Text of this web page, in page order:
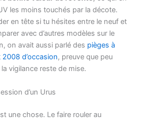
les moins touchés par la décote.
en tête si tu hésites entre le neuf et
avec d’autres modèles sur le
on avait aussi parlé des pièges à
d’occasion, preuve que peu
vigilance reste de mise.
d’un Urus
une chose. Le faire rouler au